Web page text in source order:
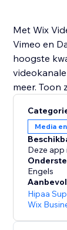
Met Wix
Vimeo en
hoogste
meer. Toon
Media
Deze app
Engels
Hipaa
Wix